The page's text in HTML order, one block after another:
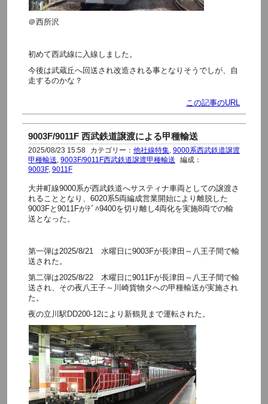
＠西所沢
初めて西武線に入線しました。
今後は武蔵丘へ回送され改造される事となりそうでしが、自
走するのかな？
この記事のURL
9003F/9011F 西武鉄道譲渡による甲種輸送
2025/08/23 15:58 カテゴリー： 他社線特集, 9000系西武鉄道譲渡
甲種輸送 9003F/9011F西武鉄道譲渡甲種輸送
編成：
9003F, 9011F
大井町線9000系が西武鉄道へサスティナ車両としての譲渡さ
れることとなり、6020系5両編成営業開始により離脱した
9003Fと9011Fがﾃﾞﾊ9400を切り離し4両化を実施8両での輸
送となった。
第一弾は2025/8/21 水曜日に9003Fが長津田～八王子間で輸
送された。
第二弾は2025/8/22 木曜日に9011Fが長津田～八王子間で輸
送され、その夜八王子～川崎貨物タへの甲種輸送が実施され
た。
夜の立川駅DD200-12により新鶴見まで運転された。